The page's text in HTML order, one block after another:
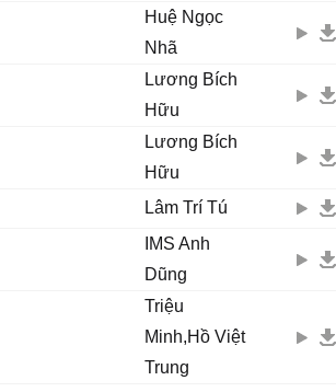
Huệ Ngọc
Nhã
Lương Bích
Hữu
Lương Bích
Hữu
Lâm Trí Tú
IMS Anh
Dũng
Triệu
Minh,Hồ Việt
Trung